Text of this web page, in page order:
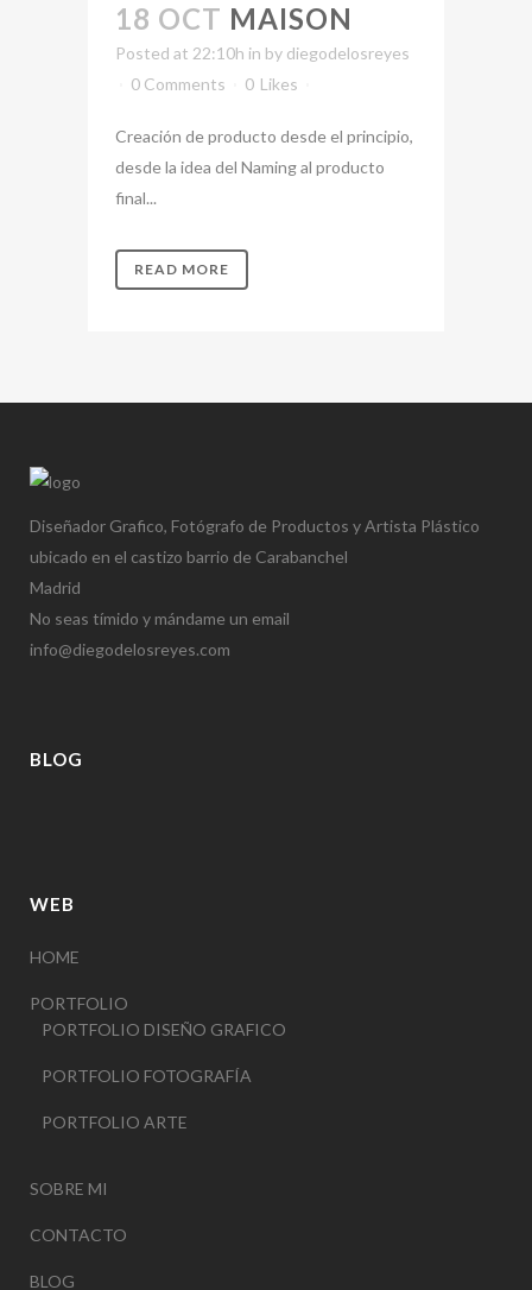
18 OCT MAISON
Posted at 22:10h in by diegodelosreyes
0 Comments
0 Likes
Creación de producto desde el principio,
desde la idea del Naming al producto
final...
READ MORE
Diseñador Grafico, Fotógrafo de Productos y Artista Plástico
ubicado en el castizo barrio de Carabanchel
Madrid
No seas tímido y mándame un email
info@diegodelosreyes.com
BLOG
WEB
HOME
PORTFOLIO
PORTFOLIO DISEÑO GRAFICO
PORTFOLIO FOTOGRAFÍA
PORTFOLIO ARTE
SOBRE MI
CONTACTO
BLOG